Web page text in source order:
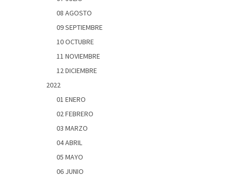
08 AGOSTO
09 SEPTIEMBRE
10 OCTUBRE
11 NOVIEMBRE
12 DICIEMBRE
2022
01 ENERO
02 FEBRERO
03 MARZO
04 ABRIL
05 MAYO
06 JUNIO